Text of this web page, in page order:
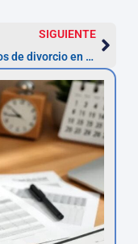
SIGUIENTE
Abogados de divorcio en Santander — especialistas